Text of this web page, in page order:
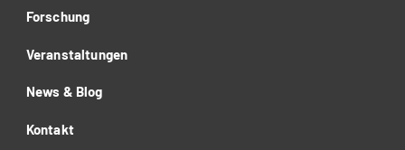
Forschung
Veranstaltungen
News & Blog
Kontakt